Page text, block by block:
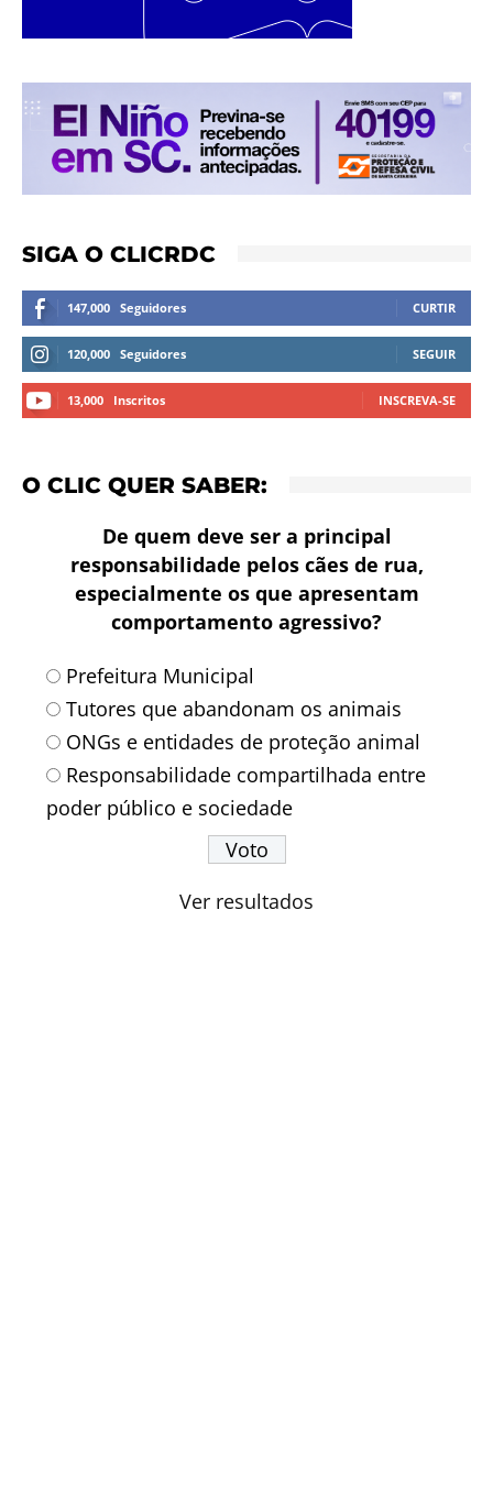
SIGA O CLICRDC
147,000 Seguidores CURTIR
120,000 Seguidores SEGUIR
13,000 Inscritos INSCREVA-SE
O CLIC QUER SABER:
De quem deve ser a principal
responsabilidade pelos cães de rua,
especialmente os que apresentam
comportamento agressivo?
Prefeitura Municipal
Tutores que abandonam os animais
ONGs e entidades de proteção animal
Responsabilidade compartilhada entre
poder público e sociedade
Ver resultados